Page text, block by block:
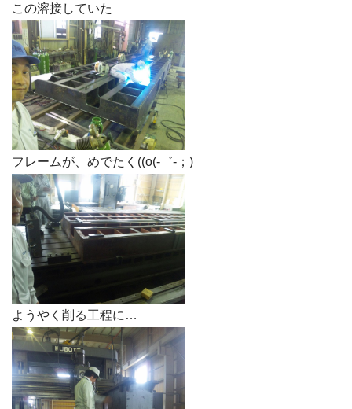
この溶接していた
フレームが、めでたく((o(-゛-；)
ようやく削る工程に…